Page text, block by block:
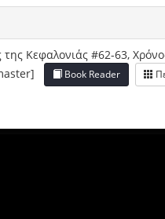
Κεφαλονιάς #62-63,
Book Reader